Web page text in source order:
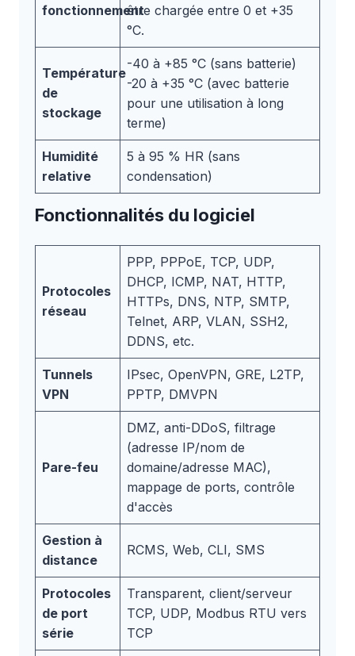
fonctionnementêtre chargée entre 0 et +35
°C.
Température
de
stockage
-40 à +85 °C (sans batterie)
-20 à +35 °C (avec batterie
pour une utilisation à long
terme)
Humidité
relative
5 à 95 % HR (sans
condensation)
Fonctionnalités du logiciel
Protocoles
réseau
PPP, PPPoE, TCP, UDP,
DHCP, ICMP, NAT, HTTP,
HTTPs, DNS, NTP, SMTP,
Telnet, ARP, VLAN, SSH2,
DDNS, etc.
Tunnels
VPN
IPsec, OpenVPN, GRE, L2TP,
PPTP, DMVPN
Pare-feu
DMZ, anti-DDoS, filtrage
(adresse IP/nom de
domaine/adresse MAC),
mappage de ports, contrôle
d'accès
Gestion à
distance
RCMS, Web, CLI, SMS
Protocoles
de port
série
Transparent, client/serveur
TCP, UDP, Modbus RTU vers
TCP